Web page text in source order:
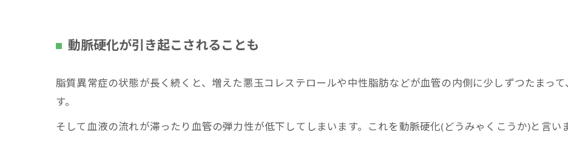
動脈硬化が引き起こされることも
脂質異常症の状態が長く続くと、増えた悪玉コレステロールや中性脂肪などが血管の内側に少しずつたまっ
す。
そして血液の流れが滞ったり血管の弾力性が低下してしまいます。これを動脈硬化(どうみゃくこうか)と言いま